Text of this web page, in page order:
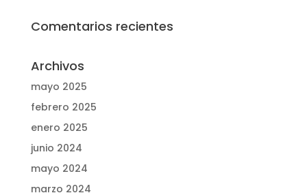
Comentarios recientes
Archivos
mayo 2025
febrero 2025
enero 2025
junio 2024
mayo 2024
marzo 2024